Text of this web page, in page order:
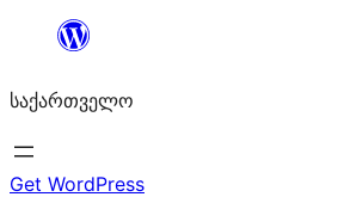
შიგთავსზე
საქართველო
Get WordPress